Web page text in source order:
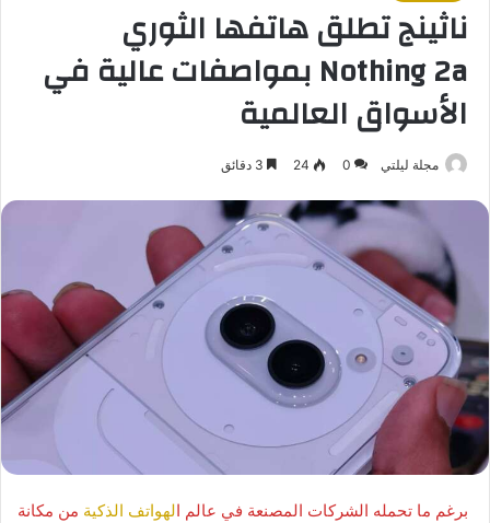
ناثينج تطلق هاتفها الثوري
Nothing 2a بمواصفات عالية في
الأسواق العالمية
مجلة ليلتي 0
24
برغم ما تحمله الشركات المصنعة في عالم الهواتف الذكية من مكانة